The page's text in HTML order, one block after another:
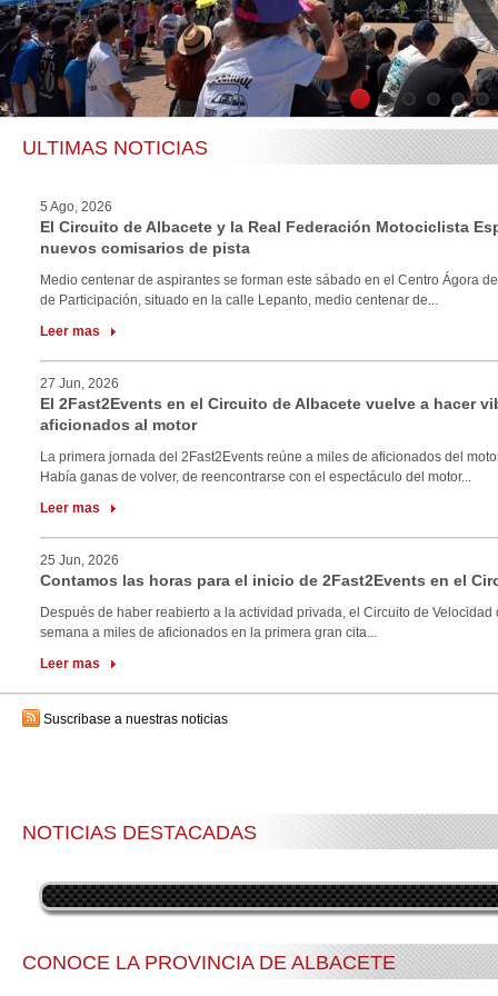
1 2 3 4 5 6
ULTIMAS NOTICIAS
5 Ago, 2026
El Circuito de Albacete y la Real Federación Motociclista
nuevos comisarios de pista
Medio centenar de aspirantes se forman este sábado en el Centro Ágora
de Participación, situado en la calle Lepanto, medio centenar de...
Leer mas
27 Jun, 2026
El 2Fast2Events en el Circuito de Albacete vuelve a hacer
aficionados al motor
La primera jornada del 2Fast2Events reúne a miles de aficionados del
Había ganas de volver, de reencontrarse con el espectáculo del motor...
Leer mas
25 Jun, 2026
Contamos las horas para el inicio de 2Fast2Events en el
Después de haber reabierto a la actividad privada, el Circuito de Velocidad
semana a miles de aficionados en la primera gran cita...
Leer mas
Suscribase a nuestras noticias
NOTICIAS DESTACADAS
CONOCE LA PROVINCIA DE ALBACETE